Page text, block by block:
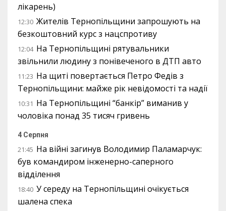
лікарень)
12:30 Жителів Тернопільщини запрошують на
безкоштовний курс з нацспротиву
12:04 На Тернопільщині рятувальники
звільнили людину з понівеченого в ДТП авто
11:23 На щиті повертається Петро Федів з
Тернопільщини: майже рік невідомості та надії
10:31 На Тернопільщині “банкір” виманив у
чоловіка понад 35 тисяч гривень
4 Серпня
21:45 На війні загинув Володимир Паламарчук:
був командиром інженерно-саперного
відділення
18:40 У середу на Тернопільщині очікується
шалена спека